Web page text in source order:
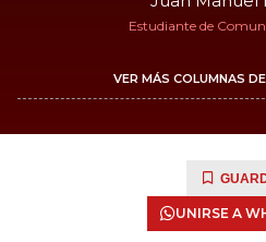
Estudiante de
VER MÁS COLUMNAS
UNIRSE A